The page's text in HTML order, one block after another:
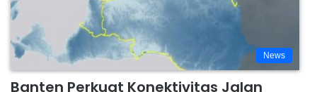
News
Banten Perkuat Konektivitas Jalan